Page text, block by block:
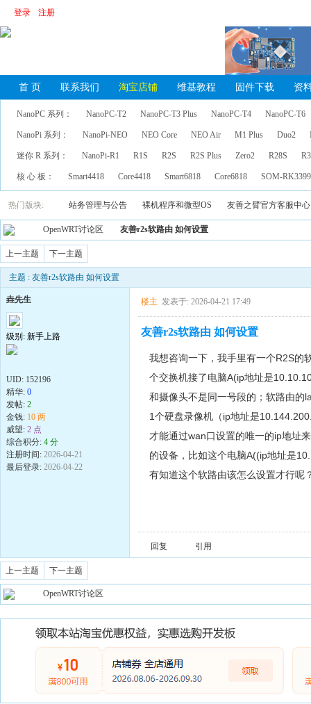
登录 注册
首 页 联系我们 淘宝店铺 维基教程 固件下载 资
NanoPC 系列： NanoPC-T2 NanoPC-T3 Plus NanoPC-T4 NanoPC-T6
NanoPi 系列： NanoPi-NEO NEO Core NEO Air M1 Plus Duo2
迷你 R 系列： NanoPi-R1 R1S R2S R2S Plus Zero2 R28S
核 心 板： Smart4418 Core4418 Smart6818 Core6818 SOM-
热门版块: 站务管理与公告 裸机程序和微型OS 友善之臂官方客服中心
OpenWRT讨论区 友善r2s软路由 如何设置
上一主题 下一主题
主题 : 友善r2s软路由 如何设置
垚先生
级别: 新手上路
UID: 152196
精华: 0
发帖: 2
金钱: 10 两
威望: 2 点
综合积分: 4 分
注册时间: 2026-04-21
最后登录: 2026-04-22
楼主 发表于: 2026-04-21 17:49
友善r2s软路由 如何设置
我想咨询一下，我手里有一个R2S的
个交换机接了电脑A(ip地址是
和摄像头不是同一号段的；软路由的
1个硬盘录像机（ip地址是
才能通过wan口设置的唯一的ip地址
的设备，比如这个电脑A((ip地址是
有知道这个软路由该怎么设置才行呢
回复 引用
上一主题 下一主题
OpenWRT讨论区